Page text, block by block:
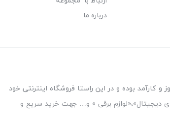
درباره ما
و کارآمد بوده و در این راستا فروشگاه اینترنتی خود
دیجیتال»،«لوازم برقی » و… جهت خرید سریع و